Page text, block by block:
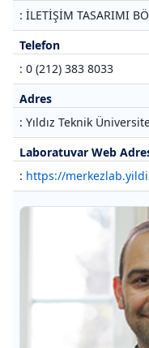
: İLETİŞİM TASARIMI
Telefon
: 0 (212) 383 8033
Adres
: Yıldız Teknik
Laboratuvar Web
: https://